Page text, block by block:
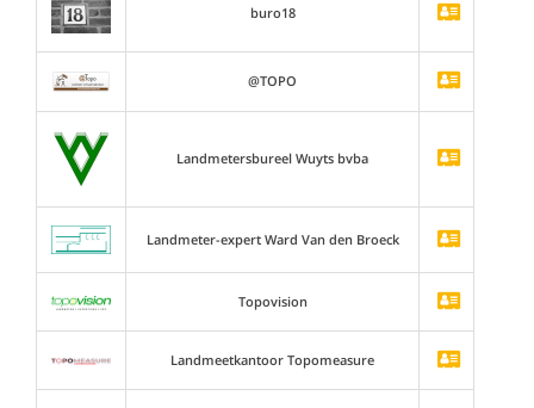
buro18
@TOPO
Landmetersbureel Wuyts bvba
Landmeter-expert Ward Van den Broeck
Topovision
Landmeetkantoor Topomeasure